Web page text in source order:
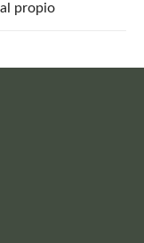
propio